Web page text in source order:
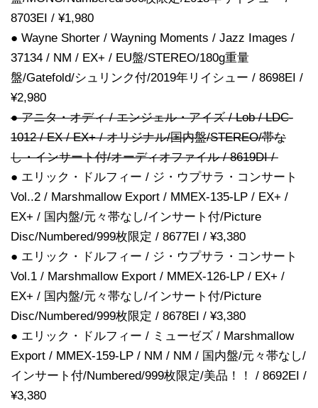
8703EI / ¥1,980
● Wayne Shorter / Wayning Moments / Jazz Images /
37134 / NM / EX+ / EU盤/STEREO/180g重量
盤/Gatefold/シュリンク付/2019年リイシュー / 8698EI /
¥2,980
● アニタ・オディ / エンジェル・アイズ / Lob / LDC-
1012 / EX / EX+ / オリジナル/国内盤/STEREO/帯な
し・インサート付/オーディオファイル / 8619DI /
● エリック・ドルフィー / ジ・ウプサラ・コンサート
Vol..2 / Marshmallow Export / MMEX-135-LP / EX+ /
EX+ / 国内盤/元々帯なし/インサート付/Picture
Disc/Numbered/999枚限定 / 8677EI / ¥3,380
● エリック・ドルフィー / ジ・ウプサラ・コンサート
Vol.1 / Marshmallow Export / MMEX-126-LP / EX+ /
EX+ / 国内盤/元々帯なし/インサート付/Picture
Disc/Numbered/999枚限定 / 8678EI / ¥3,380
● エリック・ドルフィー / ミューゼズ / Marshmallow
Export / MMEX-159-LP / NM / NM / 国内盤/元々帯なし/
インサート付/Numbered/999枚限定/美品！！ / 8692EI /
¥3,380